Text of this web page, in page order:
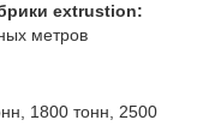
extrustion:
метров
1800 тонн, 2500